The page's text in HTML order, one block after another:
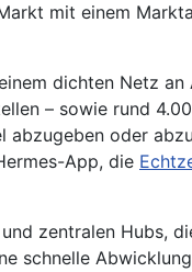
mit einem
dichten Netz
– sowie rund
abzugeben oder
App, die
zentralen Hubs,
schnelle